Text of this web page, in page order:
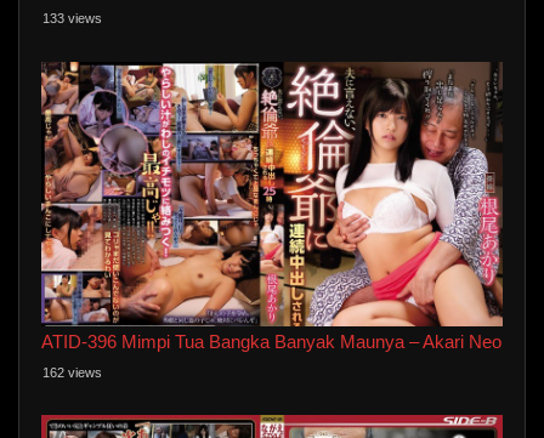
133 views
ATID-396 Mimpi Tua Bangka Banyak Maunya – Akari Neo
162 views